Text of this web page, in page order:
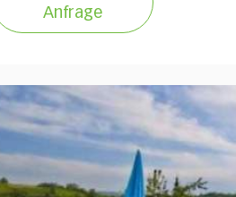
Anfrage